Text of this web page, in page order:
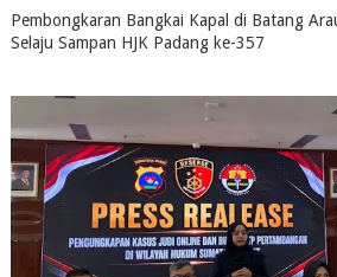
Pembongkaran Bangkai Kapal di Batang
Selaju Sampan HJK Padang ke-357